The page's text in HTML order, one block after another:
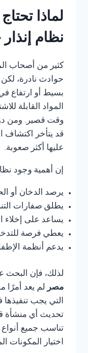
لماذا
نظام
كثير من أصحاب
حوادث نادرة،
بسيط أو ارتفاع
المواد القابلة
وقت قصير. ومن
قد يتأخر
عليها أكثر صعوبة.
إن أهمية وجود
يرصد الدخان أو
يطلق صفارات
يساعد على إخلاء
يعطي فرصة
يدعم أنظمة
لذلك، فإن البحث
مصر لم يعد أمرًا
التي يجب تنفيذها
تحديث أي منشأة
تناسب جميع
اختيار المكونات